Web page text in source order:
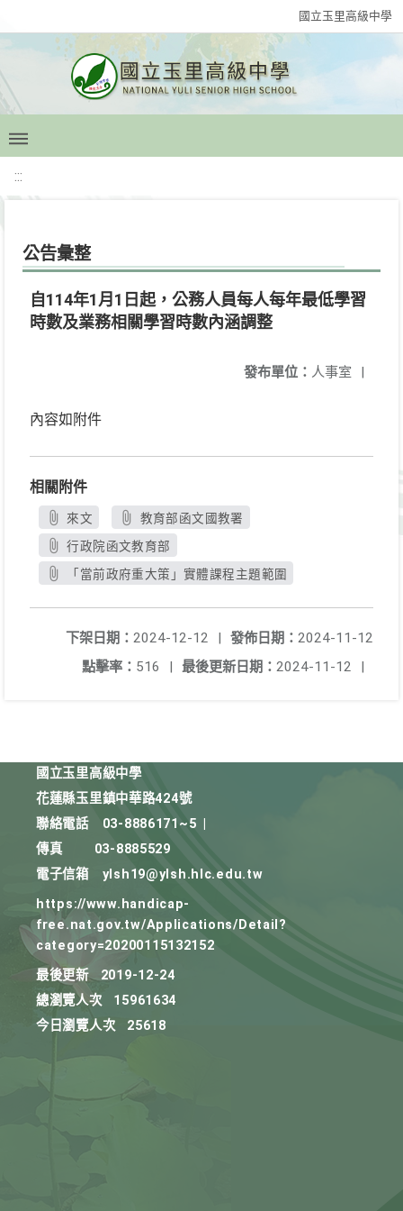
國立玉里高級中學
:::
公告彙整
自114年1月1日起，公務人員每人每年最低學習
時數及業務相關學習時數內涵調整
發布單位： 人事室 |
內容如附件
相關附件
來文
教育部函文國教署
行政院函文教育部
「當前政府重大策」實體課程主題範圍
發佈日期： 2024-11-12
下架日期： 2024-12-12
|
最後更新日期： 2024-11-12 |
點擊率： 516 |
國立玉里高級中學
花蓮縣玉里鎮中華路424號
聯絡電話
03-8886171~5
傳真
03-8885529
電子信箱
ylsh19@ylsh.hlc.edu.tw
https://www.handicap-
free.nat.gov.tw/Applications/Detail?
category=20200115132152
最後更新
2019-12-24
總瀏覽人次
15961634
今日瀏覽人次
25618